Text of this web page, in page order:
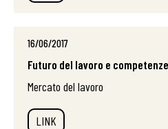
16/06/2017
Futuro del lavoro e
Mercato del lavoro
LINK